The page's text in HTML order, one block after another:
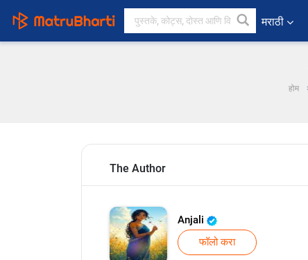
मराठी
होम
The Author
Anjali
फॉलो करा